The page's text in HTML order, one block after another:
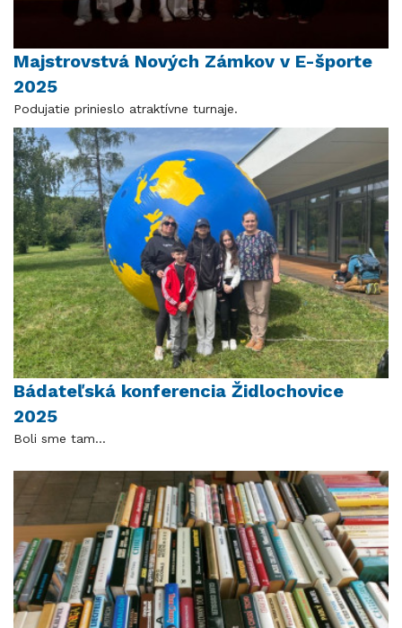
Majstrovstvá Nových Zámkov v E-športe
2025
Podujatie prinieslo atraktívne turnaje.
Bádateľská konferencia Židlochovice
2025
Boli sme tam...